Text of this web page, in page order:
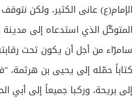
الإمام(ع) عانى الكثير، ولكن
المتوكّل الذي استدعاه إلى
سامرّاء من أجل أن يكون تحت
كتاباً حمّله إلى يحيى بن هرثمة،
إلى بريحة، وركبا جميعاً إلى أبي